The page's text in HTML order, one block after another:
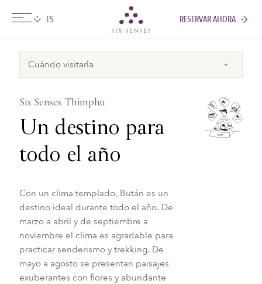
Six sensesRESERVAR AHORA
Six Senses Thimphu
Un destino para
todo el año
Con un clima templado, Bután es un
destino ideal durante todo el año. De
marzo a abril y de septiembre a
noviembre el clima es agradable para
practicar senderismo y trekking. De
mayo a agosto se presentan paisajes
exuberantes con flores y abundante